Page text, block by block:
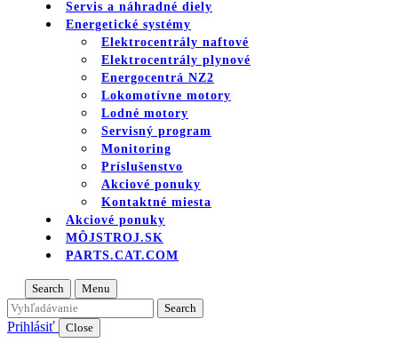
Servis a náhradné diely
Energetické systémy
Elektrocentrály naftové
Elektrocentrály plynové
Energocentrá NZ2
Lokomotívne motory
Lodné motory
Servisný program
Monitoring
Príslušenstvo
Akciové ponuky
Kontaktné miesta
Akciové ponuky
MÔJSTROJ.SK
PARTS.CAT.COM
Search Menu
Prihlásiť Close